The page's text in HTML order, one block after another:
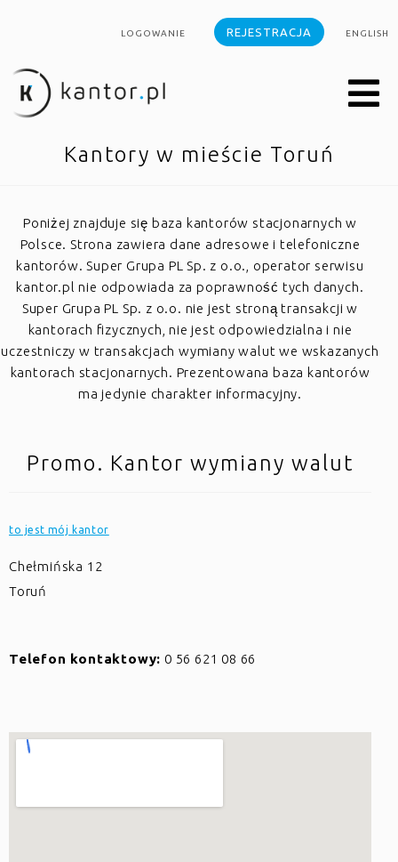
LOGOWANIE REJESTRACJA ENGLISH
Kantory w mieście Toruń
Poniżej znajduje się baza kantorów stacjonarnych w
Polsce. Strona zawiera dane adresowe i telefoniczne
kantorów. Super Grupa PL Sp. z o.o., operator serwisu
kantor.pl nie odpowiada za poprawność tych danych.
Super Grupa PL Sp. z o.o. nie jest stroną transakcji w
kantorach fizycznych, nie jest odpowiedzialna i nie
uczestniczy w transakcjach wymiany walut we wskazanych
kantorach stacjonarnych. Prezentowana baza kantorów
ma jedynie charakter informacyjny.
Promo. Kantor wymiany walut
to jest mój kantor
Chełmińska 12
Toruń
Telefon kontaktowy: 0 56 621 08 66